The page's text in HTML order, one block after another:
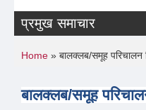
प्रमुख समाचार
You are here
Home » बालक्लब/समूह परिचालन
बालक्लब/समूह